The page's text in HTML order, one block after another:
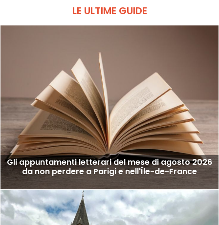
LE ULTIME GUIDE
Gli appuntamenti letterari del mese di agosto 2026
da non perdere a Parigi e nell'Île-de-France